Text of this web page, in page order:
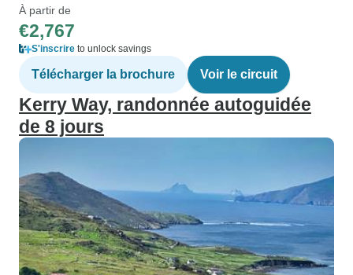
À partir de
€2,767
S'inscrire to unlock savings
Télécharger la brochure Voir le circuit
Kerry Way, randonnée autoguidée
de 8 jours